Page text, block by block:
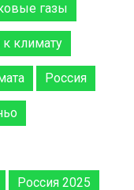
газы
к климату
Россия
Россия 2025